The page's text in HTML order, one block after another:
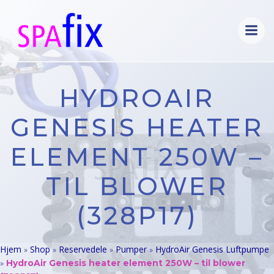
indhold
HYDROAIR
GENESIS HEATER
ELEMENT 250W –
TIL BLOWER
(328P17)
Hjem » Shop» Reservedele »Pumper» HydroAir Genesis Luftpumpe
» HydroAir Genesis heater element 250W – til blower